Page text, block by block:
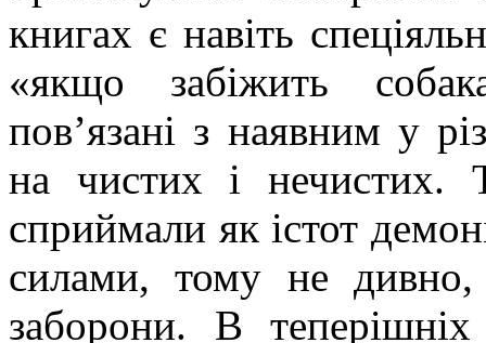
книгах є навіть
«якщо забіжить
пов’язані з наявним у
на чистих і нечистих.
сприймали як істот
силами, тому не дивно,
заборони. В